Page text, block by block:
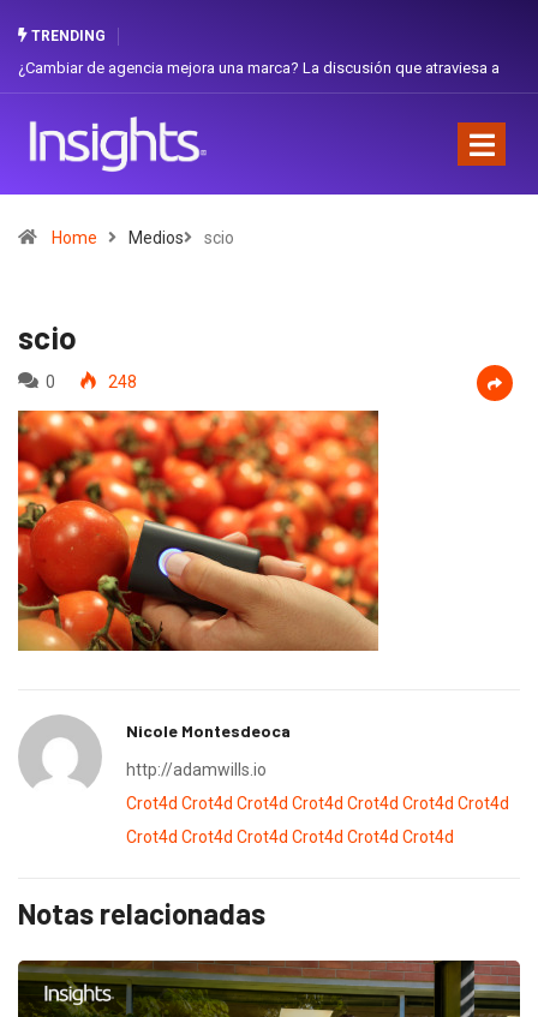
TRENDING
de agencia mejora una marca? La discusión que atraviesa a
Gabriela
Home Medios scio
scio
0 248
Nicole Montesdeoca
http://adamwills.io
Crot4d Crot4d Crot4d Crot4d Crot4d Crot4d Crot4d
Crot4d Crot4d Crot4d Crot4d Crot4d Crot4d
Notas relacionadas